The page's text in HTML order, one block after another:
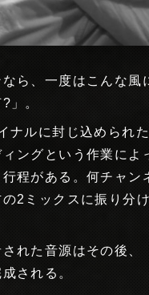
ら、一度はこんな風
」。
ナルに封じ込められ
ングという作業に
程がある。何チャ
2ミックスに振り分
れた音源はその後
される。